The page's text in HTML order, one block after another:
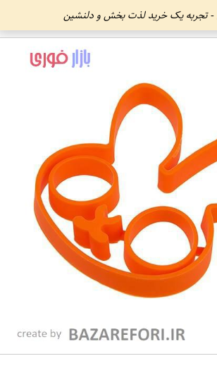
- تجربه یک خرید لذت بخش و دلنشین